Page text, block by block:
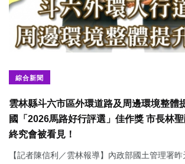
綜合新聞
雲林縣斗六市區外環道路及周邊環境整體
國「2026馬路好行評選」佳作獎 市長林
終究會被看見！
【記者陳信利／雲林報導】內政部國土管理署